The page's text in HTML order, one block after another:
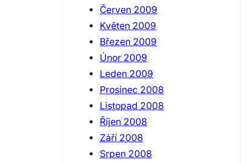
Červen 2009
Květen 2009
Březen 2009
Únor 2009
Leden 2009
Prosinec 2008
Listopad 2008
Říjen 2008
Září 2008
Srpen 2008